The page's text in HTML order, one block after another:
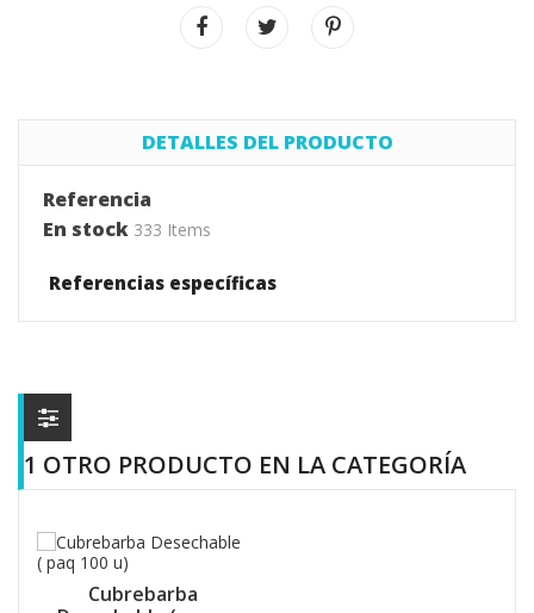
DETALLES DEL PRODUCTO
Referencia
En stock 333 Items
Referencias específicas
1 OTRO PRODUCTO EN LA CATEGORÍA
Cubrebarba